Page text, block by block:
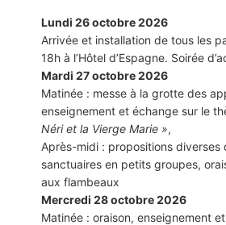
Lundi 26 octobre 2026
Arrivée et installation de tous les
18h à l’Hôtel d’Espagne. Soirée
Mardi 27 octobre 2026
Matinée : messe à la grotte des
enseignement et échange sur le
Néri et la Vierge Marie »,
Après-midi : propositions diverses
sanctuaires en petits groupes,
aux flambeaux
Mercredi 28 octobre 2026
Matinée : oraison, enseignement